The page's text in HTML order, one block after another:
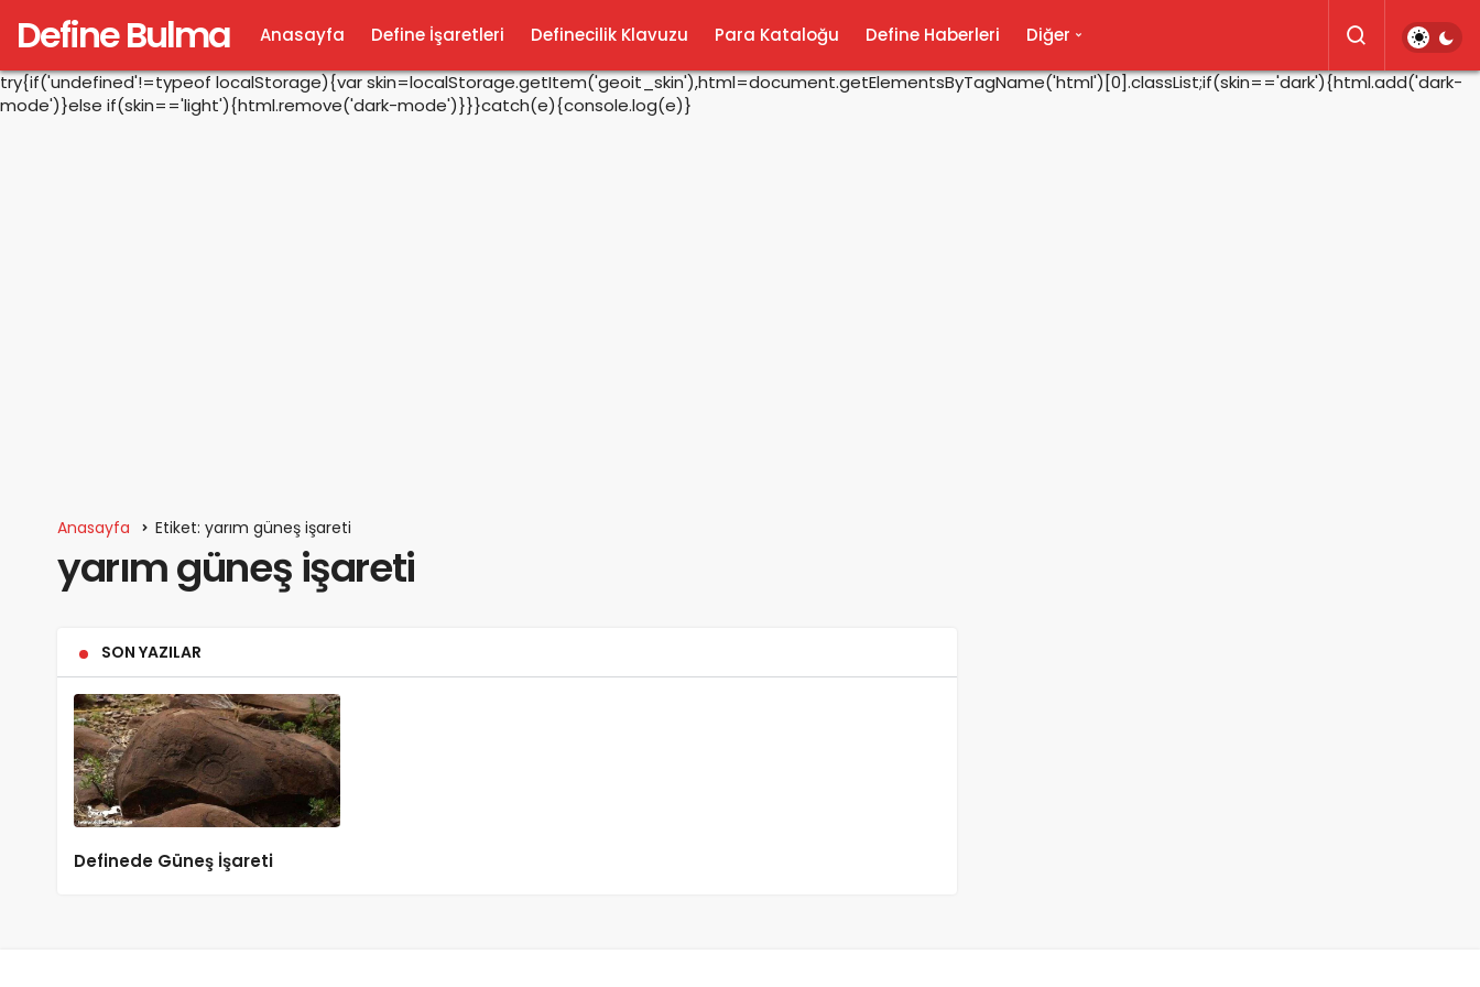
try{if('undefined'!=typeof localStorage){var skin=localStorage.getItem('geoit_skin'),html=document.getElementsByTagName('html')[0].classList;if(skin=='dark'){html.add('dark-
mode')}else if(skin=='light'){html.remove('dark-mode')}}}catch(e){console.log(e)}
Define Bulma Anasayfa Define İşaretleri Definecilik Klavuzu Para Kataloğu Define Haberleri Diğer
Anasayfa Etiket: yarım güneş işareti
yarım güneş işareti
SON YAZILAR
Definede Güneş İşareti